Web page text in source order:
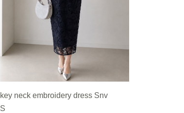
key neck embroidery dress Snv
S